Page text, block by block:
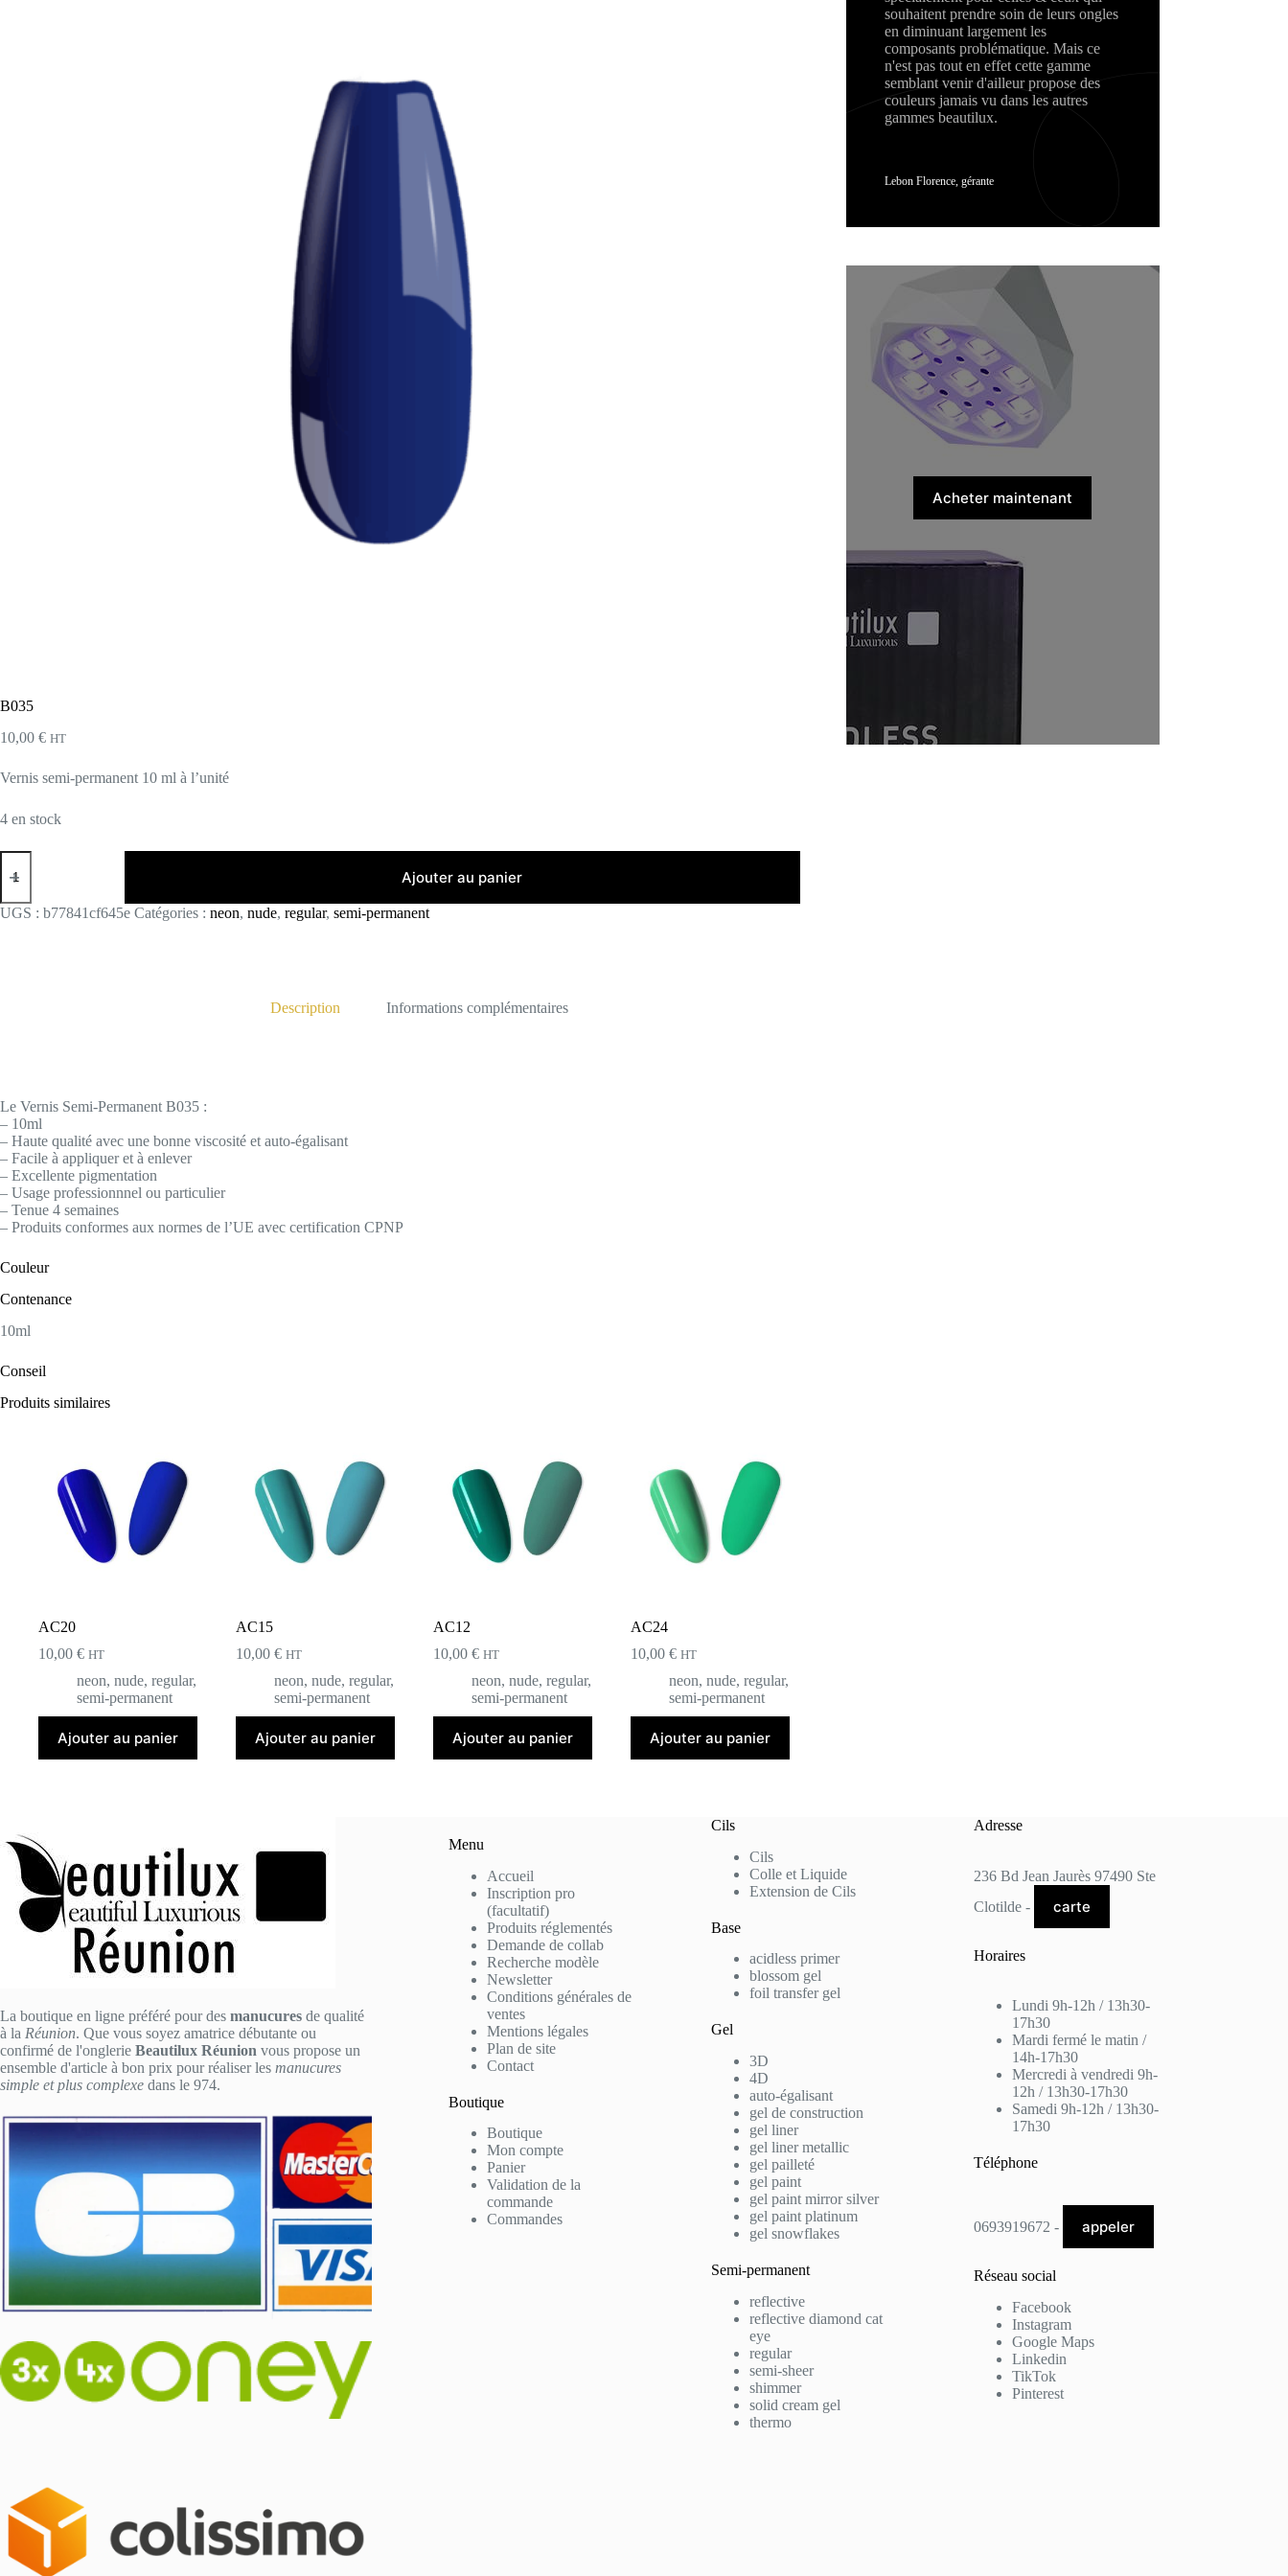
B035
10,00 € HT
Vernis semi-permanent 10 ml à l’unité
4 en stock
quantité
de
Ajouter au panier
UGS : b77841cf645e Catégories : neon, nude, regular, semi-permanent
Description Informations complémentaires
Le Vernis Semi-Permanent B035 :
– 10ml
– Haute qualité avec une bonne viscosité et auto-égalisant
– Facile à appliquer et à enlever
– Excellente pigmentation
– Usage professionnnel ou particulier
– Tenue 4 semaines
– Produits conformes aux normes de l’UE avec certification CPNP
Couleur
Contenance
10ml
Conseil
Produits similaires
AC20
10,00 € HT
neon, nude, regular,
semi-permanent
Ajouter au panier
AC15
10,00€ HT
neon,nude,regular,
semi-permanent
Ajouter au panier
AC12
10,00€ HT
neon,nude,regular,
semi-permanent
Ajouter au panier
AC24
10,00€ HT
neon,nude,regular,
semi-permanent
Ajouter au panier
souhaitent prendre soin de leurs ongles
en diminuant largement les
composants problématique. Mais ce
n'est pas tout en effet cette gamme
semblant venir d'ailleur propose des
couleurs jamais vu dans les autres
gammes beautilux.
Lebon Florence, gérante
Acheter maintenant
La boutique en ligne préféré pour des manucures de qualité
à la Réunion. Que vous soyez amatrice débutante ou
confirmé de l'onglerie Beautilux Réunion vous propose un
ensemble d'article à bon prix pour réaliser les manucures
simple et plus complexe dans le 974.
Menu
Accueil
Inscription pro
(facultatif)
Produits réglementés
Demande de collab
Recherche modèle
Newsletter
Conditions générales de
ventes
Mentions légales
Plan de site
Contact
Boutique
Boutique
Mon compte
Panier
Validation de la
commande
Commandes
Cils
Cils
Colle et Liquide
Extension de Cils
Base
acidless primer
blossom gel
foil transfer gel
Gel
3D
4D
auto-égalisant
gel de construction
gel liner
gel liner metallic
gel pailleté
gel paint
gel paint mirror silver
gel paint platinum
gel snowflakes
Semi-permanent
reflective
reflective diamond cat
eye
regular
semi-sheer
shimmer
solid cream gel
thermo
Adresse
236 Bd Jean Jaurès 97490 Ste
Clotilde -
carte
Horaires
Lundi 9h-12h / 13h30-
17h30
Mardi fermé le matin /
14h-17h30
Mercredi à vendredi 9h-
12h / 13h30-17h30
Samedi 9h-12h / 13h30-
17h30
Téléphone
0693919672 - appeler
Réseau social
Facebook
Instagram
Google Maps
Linkedin
TikTok
Pinterest